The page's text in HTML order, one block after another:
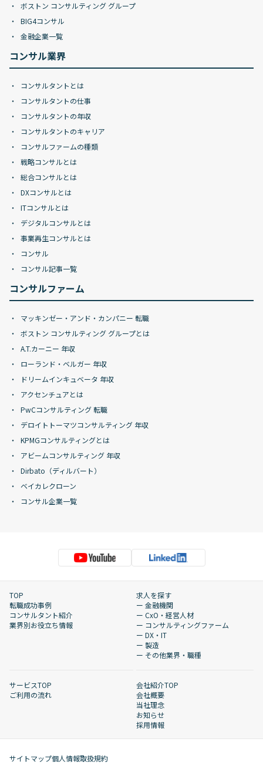
ボストン コンサルティング グループ
BIG4コンサル
金融企業一覧
コンサル業界
コンサルタントとは
コンサルタントの仕事
コンサルタントの年収
コンサルタントのキャリア
コンサルファームの種類
戦略コンサルとは
総合コンサルとは
DXコンサルとは
ITコンサルとは
デジタルコンサルとは
事業再生コンサルとは
コンサル
コンサル記事一覧
コンサルファーム
マッキンゼー・アンド・カンパニー 転職
ボストン コンサルティング グループとは
A.T.カーニー 年収
ローランド・ベルガー 年収
ドリームインキュベータ 年収
アクセンチュアとは
PwCコンサルティング 転職
デロイトトーマツコンサルティング 年収
KPMGコンサルティングとは
アビームコンサルティング 年収
Dirbato（ディルバート）
ベイカレクローン
コンサル企業一覧
TOP
転職成功事例
コンサルタント紹介
業界別お役立ち情報
求人を探す
ー 金融機関
ー CxO・経営人材
ー コンサルティングファーム
ー DX・IT
ー 製造
ー その他業界・職種
サービスTOP
ご利用の流れ
会社紹介TOP
会社概要
当社理念
お知らせ
採用情報
サイトマップ個人情報取扱規約